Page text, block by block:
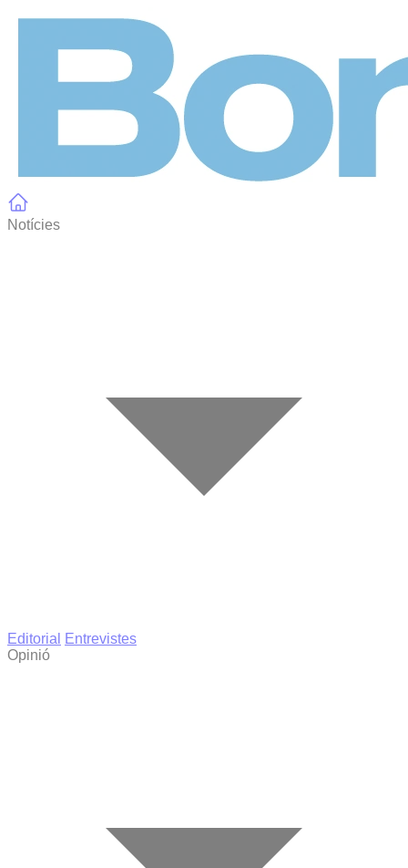
Notícies
Editorial
Entrevistes
Opinió